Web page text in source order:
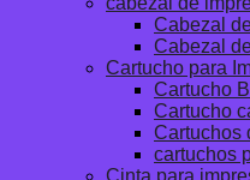
Cabezal
Cabezal
Cartucho para
Cartucho
Cartucho
Cartuchos
cartuchos